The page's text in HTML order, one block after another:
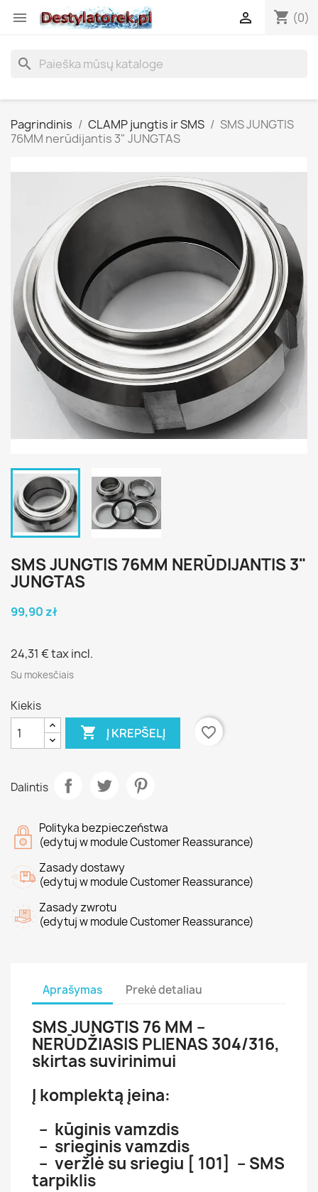
 shopping_cart (0)

search
Pagrindinis CLAMP jungtis ir SMS
SMS JUNGTIS
76MM nerūdijantis 3" JUNGTAS
SMS JUNGTIS 76MM NERŪDIJANTIS 3"
JUNGTAS
99,90 zł
24,31 €tax incl.
Su mokesčiais
Kiekis
 Į KREPŠELĮ favorite_border
Dalintis
Polityka bezpieczeństwa
(edytuj w module Customer Reassurance)
Zasady dostawy
(edytuj w module Customer Reassurance)
Zasady zwrotu
(edytuj w module Customer Reassurance)
Aprašymas Prekė detaliau
SMS JUNGTIS 76 MM –
NERŪDŽIASIS PLIENAS 304/316,
skirtas suvirinimui
Į komplektą įeina:
– kūginis vamzdis
– srieginis vamzdis
– veržlė su sriegiu [ 101] – SMS
tarpiklis